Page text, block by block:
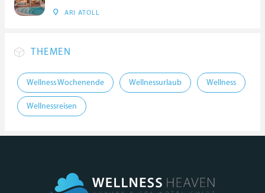
ARI ATOLL
THEMEN
Wellness Wochenende Wellnessurlaub Wellness
Wellnessreisen